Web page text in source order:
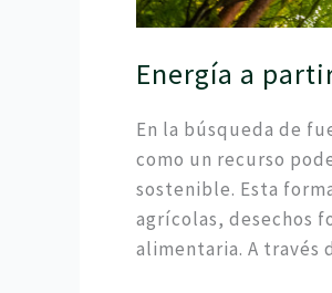
Energía a
En la búsqueda de
como un recurso
sostenible. Esta
agrícolas, desechos
alimentaria. A través